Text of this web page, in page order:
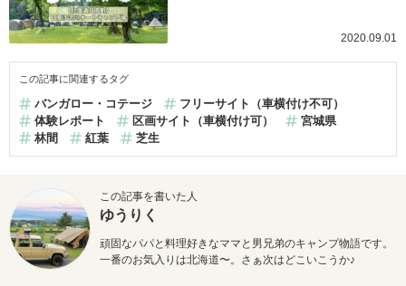
2020.09.01
この記事に関連するタグ
バンガロー・コテージ
フリーサイト（車横付け不可）
体験レポート
区画サイト（車横付け可）
宮城県
林間
紅葉 芝生
この記事を書いた人
ゆうりく
頑固なパパと料理好きなママと男兄弟のキャンプ物語です。
一番のお気入りは北海道〜。さぁ次はどこいこうか♪